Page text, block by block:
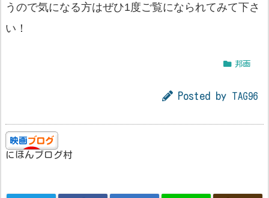
うので気になる方はぜひ1度ご覧になられてみて下さ
い！
邦画
Posted by TAG96
にほんブログ村